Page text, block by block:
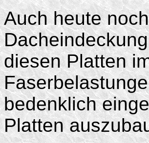
Auch heute
diesen Platten
bedenklich
Platten